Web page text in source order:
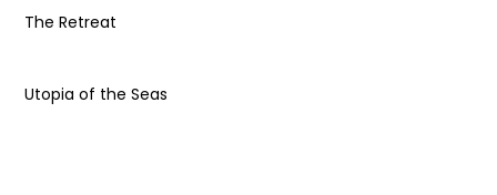
The Retreat
Utopia of the Seas